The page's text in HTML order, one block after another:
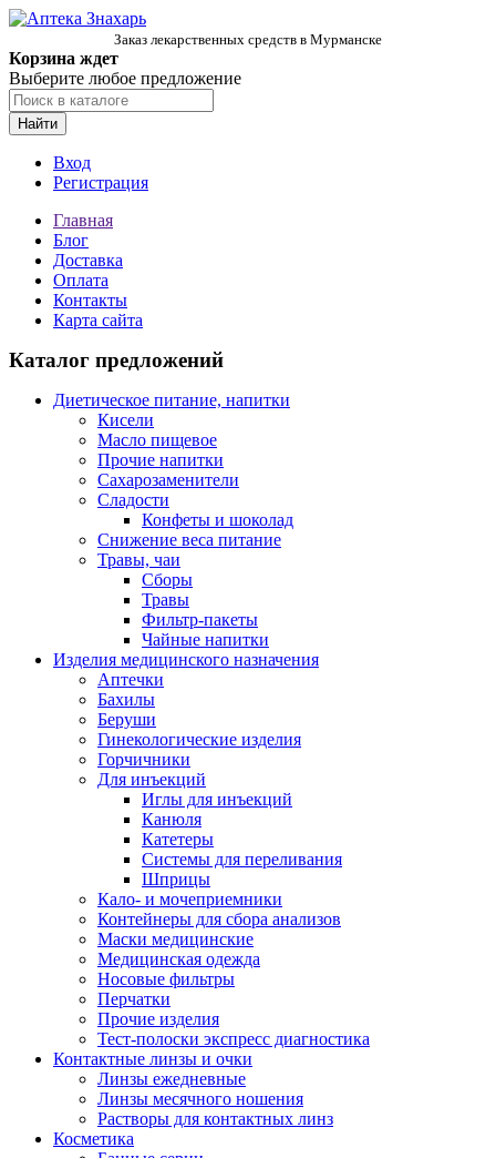
Заказ лекарственных средств в Мурманске
Корзина ждет
Выберите любое предложение
Найти
Вход
Регистрация
Главная
Блог
Доставка
Оплата
Контакты
Карта сайта
Каталог предложений
Диетическое питание, напитки
Кисели
Масло пищевое
Прочие напитки
Сахарозаменители
Сладости
Конфеты и шоколад
Снижение веса питание
Травы, чаи
Сборы
Травы
Фильтр-пакеты
Чайные напитки
Изделия медицинского назначения
Аптечки
Бахилы
Беруши
Гинекологические изделия
Горчичники
Для инъекций
Иглы для инъекций
Канюля
Катетеры
Системы для переливания
Шприцы
Кало- и мочеприемники
Контейнеры для сбора анализов
Маски медицинские
Медицинская одежда
Носовые фильтры
Перчатки
Прочие изделия
Тест-полоски экспресс диагностика
Контактные линзы и очки
Линзы ежедневные
Линзы месячного ношения
Растворы для контактных линз
Косметика